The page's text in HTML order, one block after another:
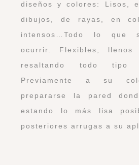
diseños y colores: Lisos,
dibujos, de rayas, en
intensos…Todo lo que
ocurrir. Flexibles,
resaltando todo tipo
Previamente a su
prepararse la pared
estando lo más lisa
posteriores arrugas a su